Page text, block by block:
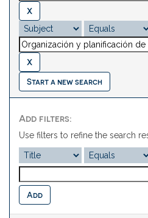
Start a new search
Add filters:
Use filters to refine the search